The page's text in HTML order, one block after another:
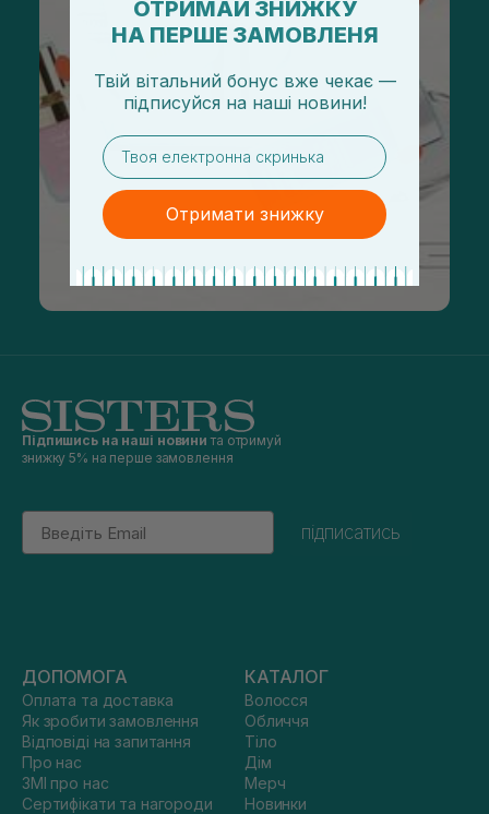
Підпишись на наші новини та отримуй
знижку 5% на перше замовлення
Email
підписатись
ДОПОМОГА
Оплата та доставка
Як зробити замовлення
Відповіді на запитання
Про нас
ЗМІ про нас
Сертифікати та нагороди
КАТАЛОГ
Волосся
Обличчя
Тіло
Дім
Мерч
Новинки
ОТРИМАЙ ЗНИЖКУ
НА ПЕРШЕ ЗАМОВЛЕНЯ
Твій вітальний бонус вже чекає —
підписуйся на наші новини!
email
Отримати знижку